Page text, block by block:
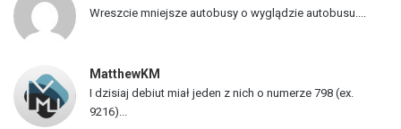
o
j
w
Wreszcie mniejsze autobusy o wyglądzie autobusu....
MatthewKM
I dzisiaj debiut miał jeden z nich o numerze 798 (ex.
9216)...